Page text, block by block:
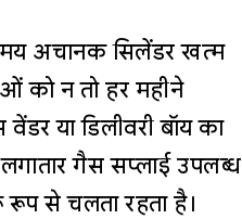
अचानक सिलेंडर खत्म
को न तो हर महीने
या डिलीवरी बॉय का
गैस सप्लाई उपलब्ध
से चलता रहता है।